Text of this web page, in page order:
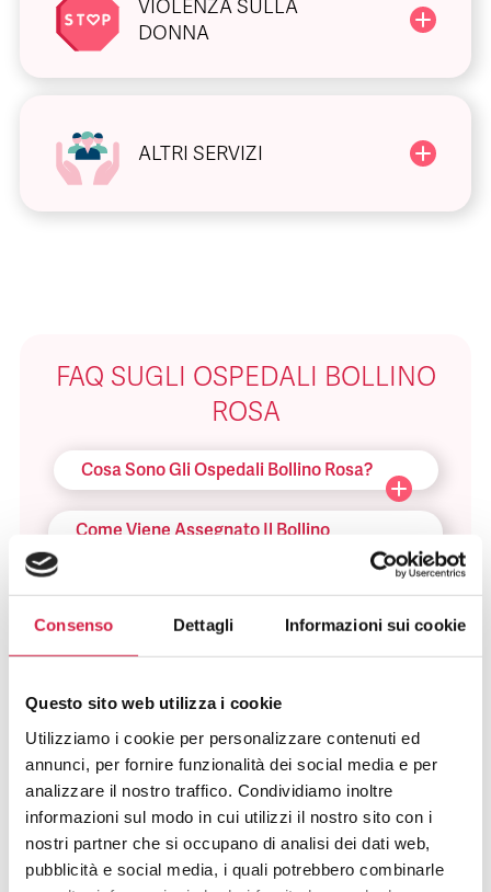
Consenso Dettagli Informazioni sui cookie
Questo sito web utilizza i cookie
Utilizziamo i cookie per personalizzare contenuti ed
annunci, per fornire funzionalità dei social media e per
analizzare il nostro traffico. Condividiamo inoltre
informazioni sul modo in cui utilizzi il nostro sito con i
nostri partner che si occupano di analisi dei dati web,
pubblicità e social media, i quali potrebbero combinarle
VIOLENZA SULLA
DONNA
ALTRI SERVIZI
FAQ SUGLI OSPEDALI BOLLINO
ROSA
Cosa Sono Gli Ospedali Bollino Rosa?
Come Viene Assegnato Il Bollino
Rosa?
Come Posso Utilizzare I Servizi Offerti
Dall’ospedale Bollino Rosa?
Quali Sono I Vantaggi Per La
Popolazione?